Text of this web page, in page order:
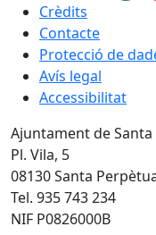
Crèdits
Contacte
Protecció de
Avís legal
Accessibilitat
Ajuntament de
Pl. Vila, 5
08130 Santa
Tel. 935 743 234
NIF P0826000B